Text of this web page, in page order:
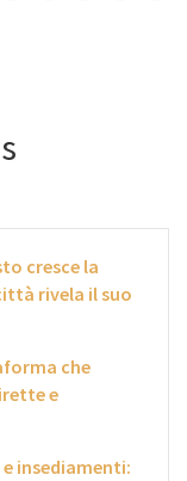
cresce la
rivela il suo
che
e
insediamenti: